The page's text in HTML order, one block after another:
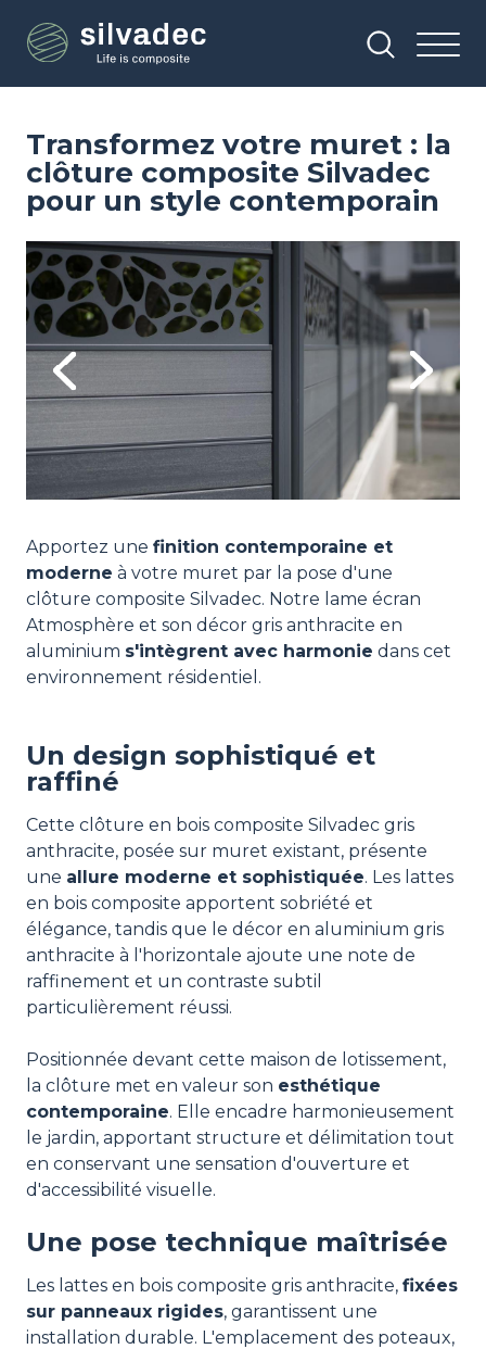
contenu
Transformez votre muret : la
clôture composite Silvadec
pour un style contemporain
Previous
Image
Next
Apportez une finition contemporaine et
moderne à votre muret par la pose d'une
clôture composite Silvadec. Notre lame écran
Atmosphère et son décor gris anthracite en
aluminium s'intègrent avec harmonie dans cet
environnement résidentiel.
Un design sophistiqué et
raffiné
Cette clôture en bois composite Silvadec gris
anthracite, posée sur muret existant, présente
une allure moderne et sophistiquée. Les lattes
en bois composite apportent sobriété et
élégance, tandis que le décor en aluminium gris
anthracite à l'horizontale ajoute une note de
raffinement et un contraste subtil
particulièrement réussi.
Positionnée devant cette maison de lotissement,
la clôture met en valeur son esthétique
contemporaine. Elle encadre harmonieusement
le jardin, apportant structure et délimitation tout
en conservant une sensation d'ouverture et
d'accessibilité visuelle.
Une pose technique maîtrisée
Les lattes en bois composite gris anthracite, fixées
sur panneaux rigides, garantissent une
installation durable. L'emplacement des poteaux,